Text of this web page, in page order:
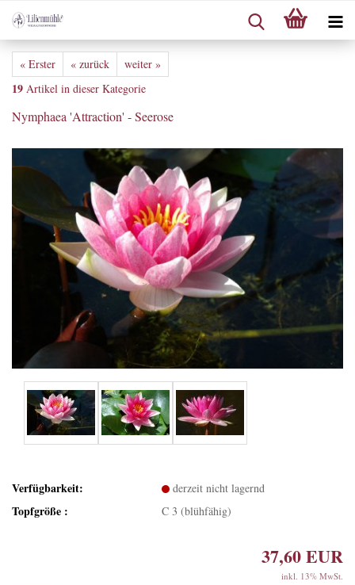
« Erster « zurück weiter »
19 Artikel in dieser Kategorie
Nymphaea 'Attraction' - Seerose
Verfügbarkeit: derzeit nicht lagernd
Topfgröße : C 3 (blühfähig)
37,60 EUR
inkl. 13% MwSt.